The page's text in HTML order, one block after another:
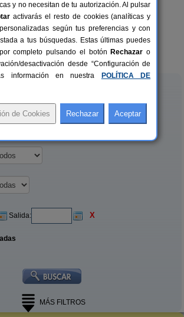
8 pers.
desde27 €
Casa Lares
de Don Pedro (Badajoz)
Salida: X
MÁS FILTROS
y no necesitan de tu autorización. Al pulsar
activarás el resto de cookies (analíticas y
según tus preferencias y con
a tus búsquedas. Estas últimas puedes
completo pulsando el botón Rechazar o
desactivación desde “Configuración de
información en nuestra
POLÍTICA DE